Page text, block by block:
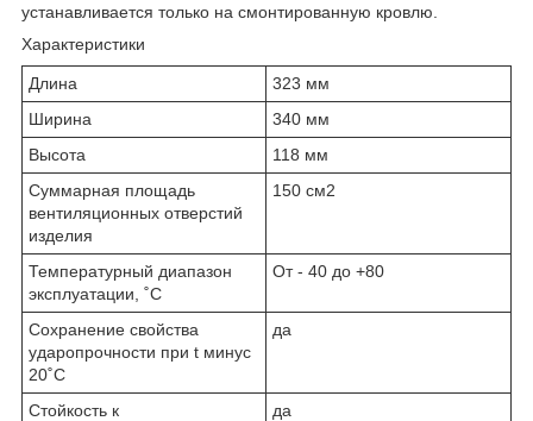
устанавливается только на смонтированную кровлю.
Характеристики
Длина
323 мм
Ширина
340 мм
Высота
118 мм
Суммарная площадь
вентиляционных отверстий
изделия
150 см2
Температурный диапазон
эксплуатации, ˚С
От - 40 до +80
Сохранение свойства
ударопрочности при t минус
20˚C
да
Стойкость к
да